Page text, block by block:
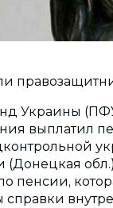
Украины
выплатил
(Донецкая обл.)
пенсии,